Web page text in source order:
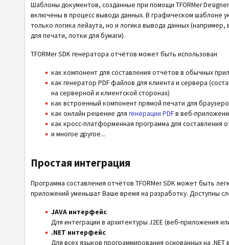
Шаблоны документов, созданные при помощи TFORMer
включены в процесс вывода данных. В графическом шаблоне
только логика лейаута, но и логика вывода данных (например,
для печати, лотки для бумаги).
TFORMer SDK генератора отчётов может быть использован
как компонент для составления отчётов в обычных
как генератор PDF файлов для клиента и сервера
на серверной и клиентской сторонах)
как встроенный компонент прямой печати для
как онлайн решение для генерации PDFв веб-
как кросс-платформенная программа для составления
и многое другое...
Простая интеграция
Программа составления отчётов TFORMer SDK может быть
приложений уменьшат Ваше время на разработку. Доступны
JAVA интерфейс
Для интеграции в архитектуры J2EE (веб-приложения
.NET интерфейс
Для всех языков программирования основанных на .NET